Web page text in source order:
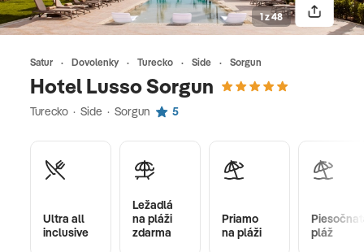
Satur Dovolenky Turecko Side Sorgun
Hotel Lusso Sorgun
Turecko · Side · Sorgun 5
1 z 48
Ultra all
inclusive
Ležadlá
na pláži
zdarma
Priamo
na pláži
pláž